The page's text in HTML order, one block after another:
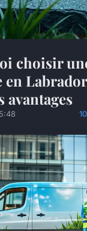
choisir
en
avantages